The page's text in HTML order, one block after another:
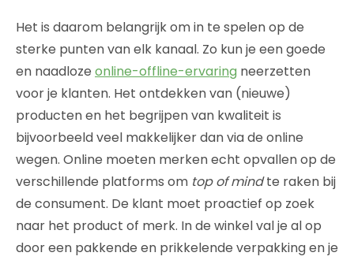
Het is daarom belangrijk om in te spelen op de
sterke punten van elk kanaal. Zo kun je een goede
en naadloze online-offline-ervaring neerzetten
voor je klanten. Het ontdekken van (nieuwe)
producten en het begrijpen van kwaliteit is
bijvoorbeeld veel makkelijker dan via de online
wegen. Online moeten merken echt opvallen op de
verschillende platforms om top of mindte raken bij
de consument. De klant moet proactief op zoek
naar het product of merk. In de winkel val je al op
door een pakkende en prikkelende verpakking en je